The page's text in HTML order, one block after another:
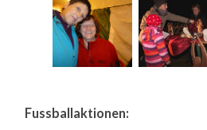
Fussballaktionen: